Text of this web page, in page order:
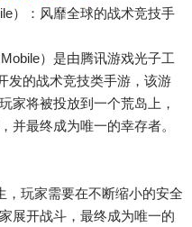
）：风靡全球的战术竞技手
）是由腾讯游戏光子工
发的战术竞技类手游，该游
家将被投放到一个荒岛上，
并最终成为唯一的幸存者。
，玩家需要在不断缩小的安全
展开战斗，最终成为唯一的